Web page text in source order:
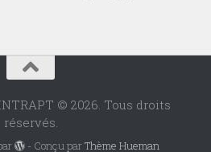
© 2026. Tous droits
réservés.
- Conçu parThème Hueman